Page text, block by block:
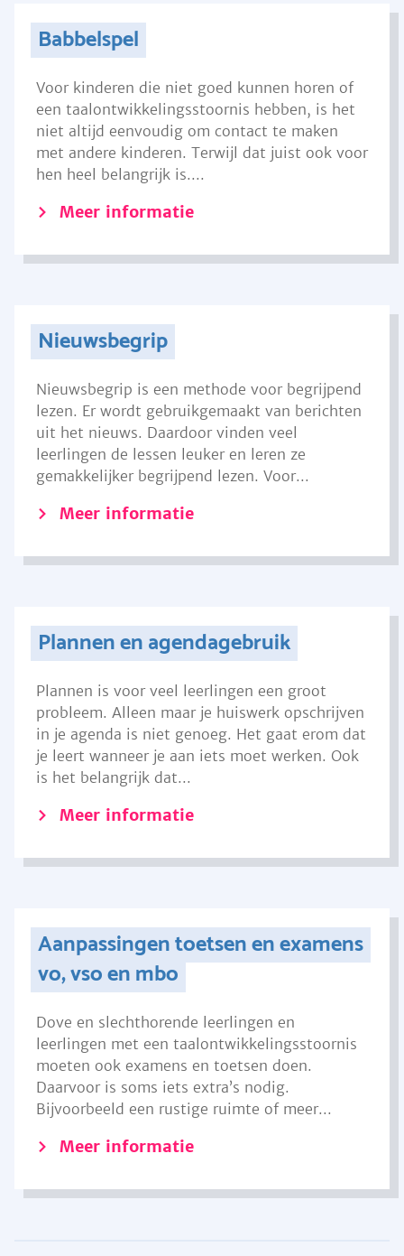
Babbelspel
Voor kinderen die niet goed kunnen horen of
een taalontwikkelingsstoornis hebben, is het
niet altijd eenvoudig om contact te maken
met andere kinderen. Terwijl dat juist ook voor
hen heel belangrijk is....
Meer informatie
Nieuwsbegrip
Nieuwsbegrip is een methode voor begrijpend
lezen. Er wordt gebruikgemaakt van berichten
uit het nieuws. Daardoor vinden veel
leerlingen de lessen leuker en leren ze
gemakkelijker begrijpend lezen. Voor...
Meer informatie
Plannen en agendagebruik
Plannen is voor veel leerlingen een groot
probleem. Alleen maar je huiswerk opschrijven
in je agenda is niet genoeg. Het gaat erom dat
je leert wanneer je aan iets moet werken. Ook
is het belangrijk dat...
Meer informatie
Aanpassingen toetsen en examens
vo, vso en mbo
Dove en slechthorende leerlingen en
leerlingen met een taalontwikkelingsstoornis
moeten ook examens en toetsen doen.
Daarvoor is soms iets extra’s nodig.
Bijvoorbeeld een rustige ruimte of meer...
Meer informatie